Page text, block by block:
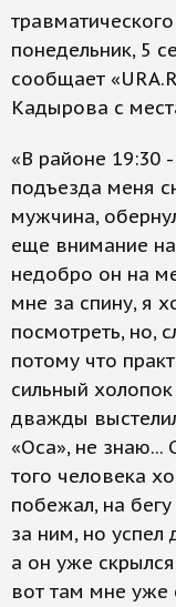
понедельник, 5
сообщает
Кадырова с
«В районе 19:30
подъезда меня
мужчина,
еще внимание на
недобро он на
мне за спину, я
посмотреть, но,
потому что
сильный
дважды
«Оса», не знаю...
того человека
побежал, на
за ним, но
а он уже
вот там мне уже